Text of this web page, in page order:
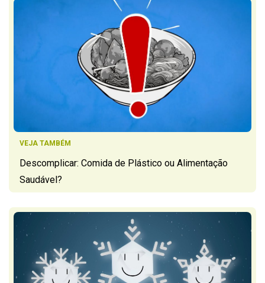
VEJA TAMBÉM
Descomplicar: Comida de Plástico ou Alimentação
Saudável?